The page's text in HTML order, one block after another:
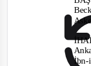
İbn-